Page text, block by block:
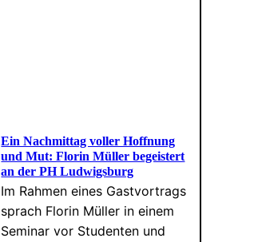
Ein Nachmittag voller Hoffnung
und Mut: Florin Müller begeistert
an der PH Ludwigsburg
Im Rahmen eines Gastvortrags
sprach Florin Müller in einem
Seminar vor Studenten und